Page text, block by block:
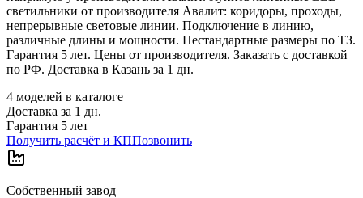
светильники от производителя Авалит: коридоры, проходы,
непрерывные световые линии. Подключение в линию,
различные длины и мощности. Нестандартные размеры по ТЗ.
Гарантия 5 лет. Цены от производителя. Заказать с доставкой
по РФ. Доставка в Казань за 1 дн.
4 моделей в каталоге
Доставка за 1 дн.
Гарантия 5 лет
Получить расчёт и КППозвонить
Собственный завод